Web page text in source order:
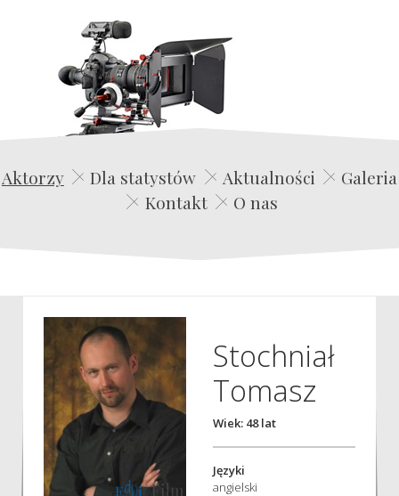
Edwin Film Agencja Aktorska
Aktorzy Dla statystów Aktualności
Galeria
Kontakt
O nas
Stochniał
Tomasz
Wiek: 48 lat
Języki
angielski